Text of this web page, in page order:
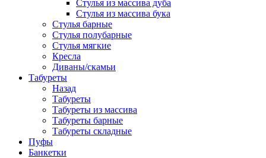
Стулья из массива дуба
Стулья из массива бука
Стулья барные
Стулья полубарные
Стулья мягкие
Кресла
Диваны/скамьи
Табуреты
Назад
Табуреты
Табуреты из массива
Табуреты барные
Табуреты складные
Пуфы
Банкетки